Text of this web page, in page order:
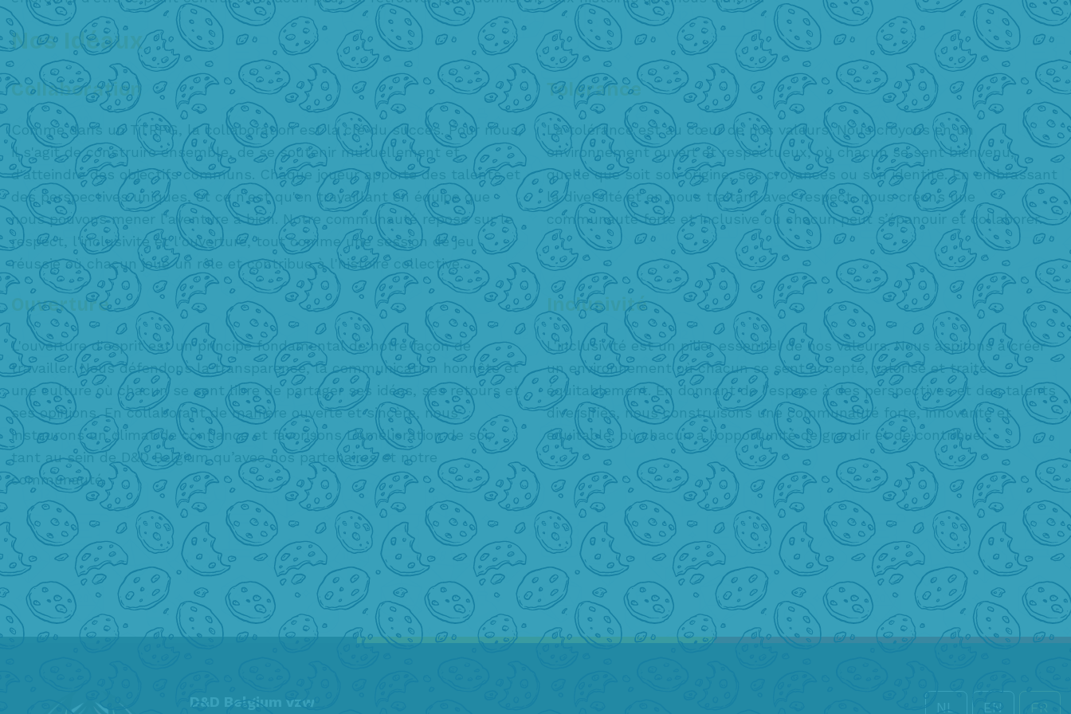
Nos Idéaux
Collaboration
Comme dans un TTRPG, la collaboration est la clé du succès. Pour nous,
il s'agit de construire ensemble, de se soutenir mutuellement et
d'atteindre des objectifs communs. Chaque joueur apporte des talents et
des perspectives uniques, et ce n'est qu'en travaillant en équipe que
nous pouvons mener l'aventure à bien. Notre communauté repose sur le
respect, l'inclusivité et l'ouverture, tout comme une session de jeu
réussie où chacun joue un rôle et contribue à l'histoire collective.
Tolérance
La tolérance est au cœur de nos valeurs. Nous croyons en un
environnement ouvert et respectueux, où chacun se sent bienvenu,
quelle que soit son origine, ses croyances ou son identité. En embrassant
la diversité et en nous traitant avec respect, nous créons une
communauté forte et inclusive où chacun peut s’épanouir et collaborer.
Ouverture
L'ouverture d'esprit est un principe fondamental de notre façon de
travailler. Nous défendons la transparence, la communication honnête et
une culture où chacun se sent libre de partager ses idées, ses retours et
ses opinions. En collaborant de manière ouverte et sincère, nous
instaurons un climat de confiance et favorisons L’amélioration de soi,
tant au sein de D&D Belgium qu’avec nos partenaires et notre
communauté.
Inclusivité
L'inclusivité est un pilier essentiel de nos valeurs. Nous aspirons à créer
un environnement où chacun se sent accepté, valorisé et traité
équitablement. En donnant de l’espace à des perspectives et des talents
diversifiés, nous construisons une communauté forte, innovante et
équitable, où chacun a l’opportunité de grandir et de contribuer.
D&D Belgium vzw NL EN FR